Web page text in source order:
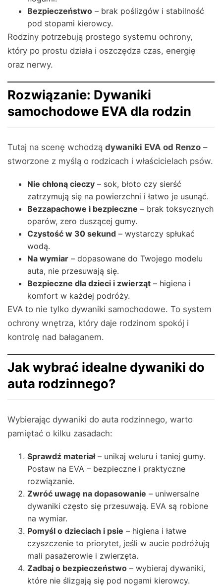
Bezpieczeństwo – brak poślizgów i stabilność
pod stopami kierowcy.
Rodziny potrzebują prostego systemu ochrony,
który po prostu działa i oszczędza czas, energię
oraz nerwy.
Rozwiązanie: Dywaniki
samochodowe EVA dla rodzin
Tutaj na scenę wchodzą dywaniki EVA od Renzo –
stworzone z myślą o rodzicach i właścicielach psów.
Nie chłoną cieczy – sok, błoto czy sierść
zatrzymują się na powierzchni i łatwo je usunąć.
Bezzapachowe i bezpieczne – brak toksycznych
oparów, zero duszącej gumy.
Czystość w 30 sekund – wystarczy spłukać
wodą.
Na wymiar – dopasowane do Twojego modelu
auta, nie przesuwają się.
Bezpieczne dla dzieci i zwierząt – higiena i
komfort w każdej podróży.
EVA to nie tylko dywaniki samochodowe. To system
ochrony wnętrza, który daje rodzinom spokój i
kontrolę nad bałaganem.
Jak wybrać idealne dywaniki do
auta rodzinnego?
Wybierając dywaniki do auta rodzinnego, warto
pamiętać o kilku zasadach:
Sprawdź materiał– unikaj weluru i taniej gumy.
Postaw na EVA – bezpieczne i praktyczne
rozwiązanie.
Zwróć uwagę na dopasowanie – uniwersalne
dywaniki często się przesuwają. EVA są robione
na wymiar.
Pomyśl o dzieciach i psie – higiena i łatwe
czyszczenie to priorytet, jeśli w aucie podróżują
mali pasażerowie i zwierzęta.
Zadbaj o bezpieczeństwo – wybieraj dywaniki,
które nie ślizgają się pod nogami kierowcy.